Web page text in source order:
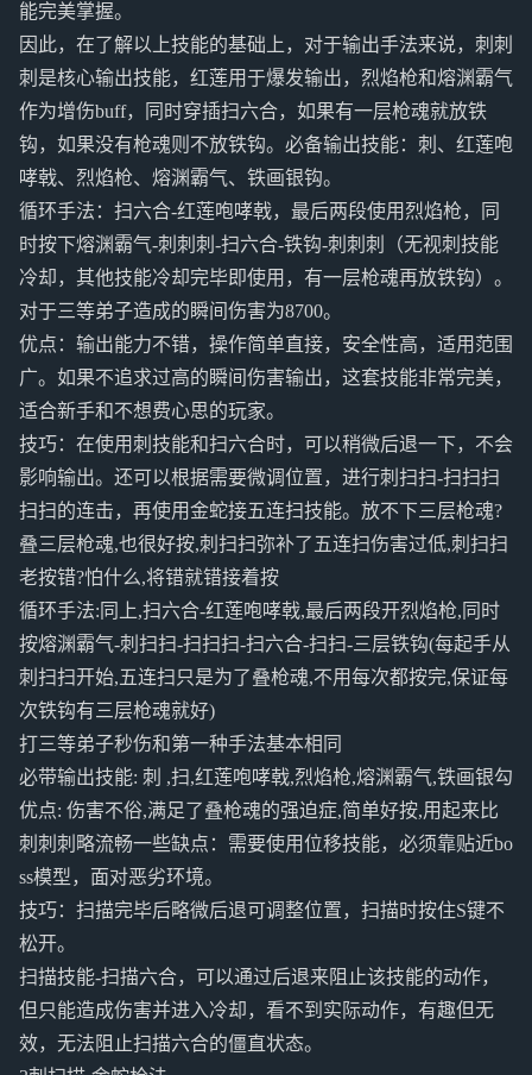
能完美掌握。
因此，在了解以上技能的基础上，对于输出手法来说，刺刺
刺是核心输出技能，红莲用于爆发输出，烈焰枪和熔渊霸气
作为增伤buff，同时穿插扫六合，如果有一层枪魂就放铁
钩，如果没有枪魂则不放铁钩。必备输出技能：刺、红莲咆
哮戟、烈焰枪、熔渊霸气、铁画银钩。
循环手法：扫六合-红莲咆哮戟，最后两段使用烈焰枪，同
时按下熔渊霸气-刺刺刺-扫六合-铁钩-刺刺刺（无视刺技能
冷却，其他技能冷却完毕即使用，有一层枪魂再放铁钩）。
对于三等弟子造成的瞬间伤害为8700。
优点：输出能力不错，操作简单直接，安全性高，适用范围
广。如果不追求过高的瞬间伤害输出，这套技能非常完美，
适合新手和不想费心思的玩家。
技巧：在使用刺技能和扫六合时，可以稍微后退一下，不会
影响输出。还可以根据需要微调位置，进行刺扫扫-扫扫扫
扫扫的连击，再使用金蛇接五连扫技能。放不下三层枪魂?
叠三层枪魂,也很好按,刺扫扫弥补了五连扫伤害过低,刺扫扫
老按错?怕什么,将错就错接着按
循环手法:同上,扫六合-红莲咆哮戟,最后两段开烈焰枪,同时
按熔渊霸气-刺扫扫-扫扫扫-扫六合-扫扫-三层铁钩(每起手从
刺扫扫开始,五连扫只是为了叠枪魂,不用每次都按完,保证每
次铁钩有三层枪魂就好)
打三等弟子秒伤和第一种手法基本相同
必带输出技能: 刺 ,扫,红莲咆哮戟,烈焰枪,熔渊霸气,铁画银勾
优点: 伤害不俗,满足了叠枪魂的强迫症,简单好按,用起来比
刺刺刺略流畅一些缺点：需要使用位移技能，必须靠贴近bo
ss模型，面对恶劣环境。
技巧：扫描完毕后略微后退可调整位置，扫描时按住S键不
松开。
扫描技能-扫描六合，可以通过后退来阻止该技能的动作，
但只能造成伤害并进入冷却，看不到实际动作，有趣但无
效，无法阻止扫描六合的僵直状态。